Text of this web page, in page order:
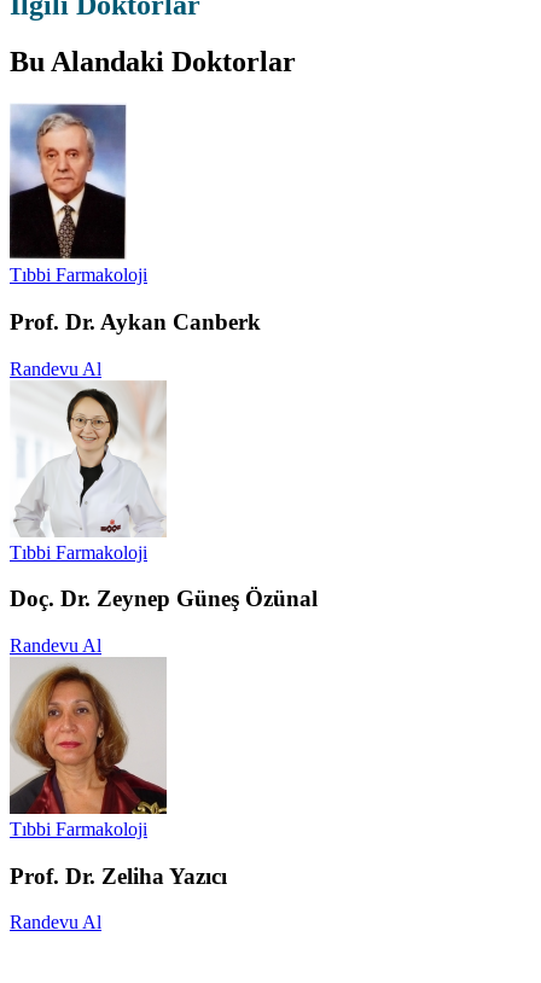
Bu Alandaki Doktorlar
Tıbbi Farmakoloji
Prof. Dr. Aykan Canberk
Randevu Al
Tıbbi Farmakoloji
Doç. Dr. Zeynep Güneş Özünal
Randevu Al
Tıbbi Farmakoloji
Prof. Dr. Zeliha Yazıcı
Randevu Al